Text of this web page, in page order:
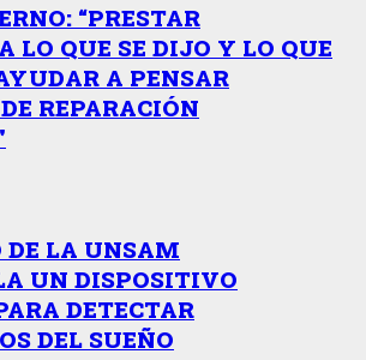
“PRESTAR
LO QUE SE DIJO Y LO QUE
A PENSAR
REPARACIÓN
DE LA UNSAM
UN DISPOSITIVO
DETECTAR
DEL SUEÑO